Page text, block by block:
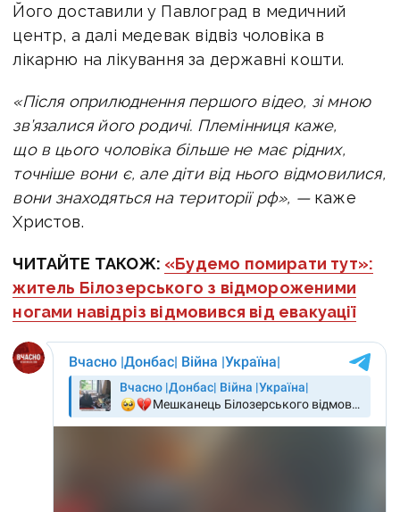
Його доставили у Павлоград в медичний
центр, а далі медевак відвіз чоловіка в
лікарню на лікування за державні кошти.
«Після оприлюднення першого відео, зі мною
зв’язалися його родичі. Племінниця каже,
що в цього чоловіка більше не має рідних,
точніше вони є, але діти від нього відмовилися,
вони знаходяться на території рф», —каже
Христов.
ЧИТАЙТЕ ТАКОЖ: «Будемо помирати тут»:
житель Білозерського з відмороженими
ногами навідріз відмовився від евакуації